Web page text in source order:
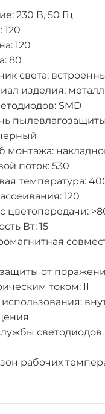
230 В, 50 Гц
120
120
80
света:
изделия: металл
SMD
монтажа:
поток: 530
температура:
120
цветопередачи:
Вт: 15
от
током: II
рабочих